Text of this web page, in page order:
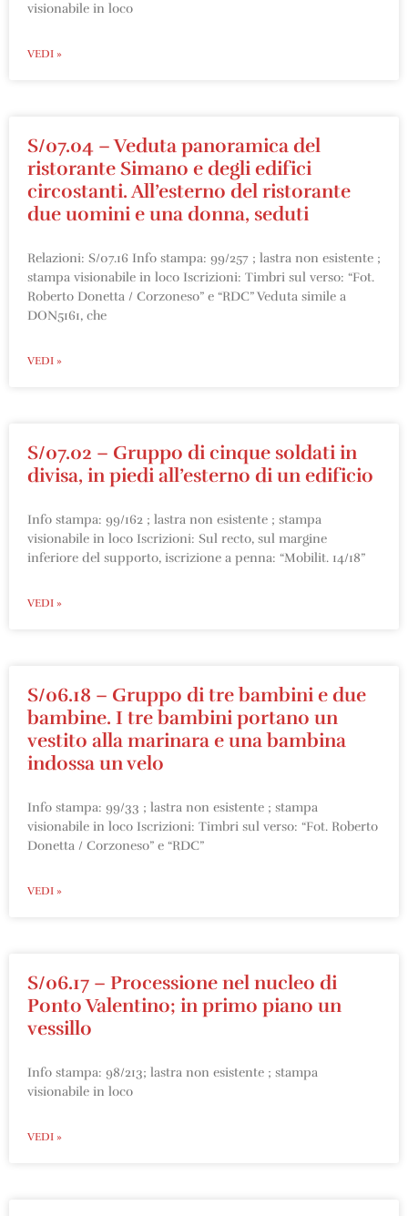
visionabile in loco
VEDI »
S/07.04 – Veduta panoramica del
ristorante Simano e degli edifici
circostanti. All’esterno del ristorante
due uomini e una donna, seduti
Relazioni: S/07.16 Info stampa: 99/257 ; lastra non esistente ;
stampa visionabile in loco Iscrizioni: Timbri sul verso: “Fot.
Roberto Donetta / Corzoneso” e “RDC” Veduta simile a
DON5161, che
VEDI »
S/07.02 – Gruppo di cinque soldati in
divisa, in piedi all’esterno di un edificio
Info stampa: 99/162 ; lastra non esistente ; stampa
visionabile in loco Iscrizioni: Sul recto, sul margine
inferiore del supporto, iscrizione a penna: “Mobilit. 14/18”
VEDI »
S/06.18 – Gruppo di tre bambini e due
bambine. I tre bambini portano un
vestito alla marinara e una bambina
indossa un velo
Info stampa: 99/33 ; lastra non esistente ; stampa
visionabile in loco Iscrizioni: Timbri sul verso: “Fot. Roberto
Donetta / Corzoneso” e “RDC”
VEDI »
S/06.17 – Processione nel nucleo di
Ponto Valentino; in primo piano un
vessillo
Info stampa: 98/213; lastra non esistente ; stampa
visionabile in loco
VEDI »